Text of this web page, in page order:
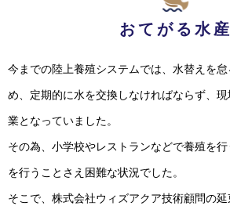
おてがる水産
今までの陸上養殖システムでは、水替えを
め、定期的に水を交換しなければならず、
業となっていました。
その為、小学校やレストランなどで養殖を
を行うことさえ困難な状況でした。
そこで、株式会社ウィズアクア技術顧問の